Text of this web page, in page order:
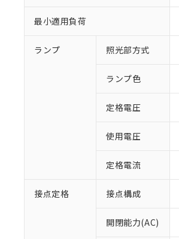
最小適用負荷
ランプ 照光部方式
ランプ色
定格電圧
使用電圧
定格電流
接点定格 接点構成
開閉能力(AC)